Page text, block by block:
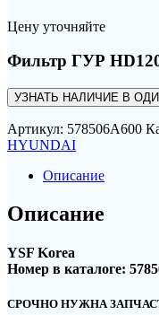
Цену уточняйте
Фильтр ГУР
УЗНАТЬ НАЛИЧИЕ В
Артикул: 578506A600
HYUNDAI
Описание
Описание
YSF Korea
Номер в каталоге:
СРОЧНО НУЖНА